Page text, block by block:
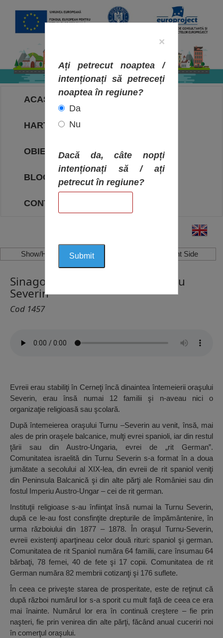
ACASA
HARTA OBIECTIVELOR
OBIECTIVE
BLOG
CONTACT
Show/Hide Left Side Show/Hide Right Side
Sinagoga Severin, Drobeta-Turnu
Severin
Cod 1457
Evreii erau stabiliţi în Cerneţi încă dinaintea întemeierii oraşului
Severin, erau însă numai 12 familii şi n-aveau nici o
organizaţie religioasă sau şcolară.
După întemeierea oraşului Turnu –Severin au venit, însă, mai
ales de prin oraşele balcanice, mulţi evrei spanioli, iar din restul
ţării sau din Austro-Ungaria, evrei de „rit German”.
Comunitatea israelită din Turnu Severin s-a format în a doua
jumătate a secolului al XIX-lea, din evreii de rit spaniol veniţi
din Peninsula Balcanică şi din alte părţi ale României sau din
fostul Imperiu Austro-Ungar – cei de rit german.
Instituţii religioase s-au înfiinţat însă numai la Turnu Severin,
după ce le-au fost consfinţite drepturile de împământenire, în
urma războiului din 1877 – 1878. În oraşul Turnu-Severin,
evreii existenţi aparţineau celor două rituri: spaniol şi german.
Comunitatea de rit Spaniol număra 64 familii, care însumau 64
bărbaţi, 78 femei, 40 de fete şi 17 copii. Comunitatea de rit
German număra 82 membrii cotizanţi şi 176 suflete.
În ceea ce priveşte starea de prosperitate, este de reţinut că
după război numărul lor s-a sporit cu mult faţă de ceea ce era
mai înainte. Numărul lor era în continuă creştere – fie prin
naşteri, fie prin venirea din alte părţi, făcând anual cuceriri noi
în comerţul oraşului.
×
Ați petrecut noaptea /
intenționați să petreceți
noaptea în regiune?
Da
Nu
Dacă da, câte nopți
intenționați să / ați
petrecut în regiune?